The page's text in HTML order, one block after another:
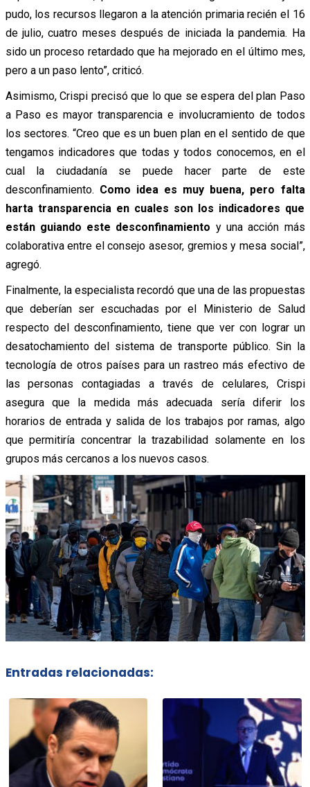
pudo, los recursos llegaron a la atención primaria recién el 16
de julio, cuatro meses después de iniciada la pandemia. Ha
sido un proceso retardado que ha mejorado en el último mes,
pero a un paso lento”, criticó.
Asimismo, Crispi precisó que lo que se espera del plan Paso
a Paso es mayor transparencia e involucramiento de todos
los sectores. “Creo que es un buen plan en el sentido de que
tengamos indicadores que todas y todos conocemos, en el
cual la ciudadanía se puede hacer parte de este
desconfinamiento. Como idea es muy buena, pero falta
harta transparencia en cuales son los indicadores que
están guiando este desconfinamiento y una acción más
colaborativa entre el consejo asesor, gremios y mesa social”,
agregó.
Finalmente, la especialista recordó que una de las propuestas
que deberían ser escuchadas por el Ministerio de Salud
respecto del desconfinamiento, tiene que ver con lograr un
desatochamiento del sistema de transporte público. Sin la
tecnología de otros países para un rastreo más efectivo de
las personas contagiadas a través de celulares, Crispi
asegura que la medida más adecuada sería diferir los
horarios de entrada y salida de los trabajos por ramas, algo
que permitiría concentrar la trazabilidad solamente en los
grupos más cercanos a los nuevos casos.
Entradas relacionadas: